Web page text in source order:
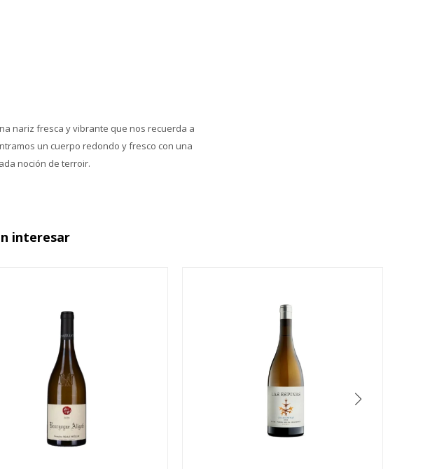
nariz fresca y vibrante que nos recuerda a
un cuerpo redondo y fresco con una
noción de terroir.
interesar